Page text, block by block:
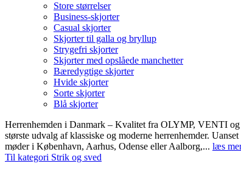
Store størrelser
Business-skjorter
Casual skjorter
Skjorter til galla og bryllup
Strygefri skjorter
Skjorter med opslåede manchetter
Bæredygtige skjorter
Hvide skjorter
Sorte skjorter
Blå skjorter
Herrenhemden i Danmark – Kvalitet fra OLYMP, VENTI
største udvalg af klassiske og moderne herrenhemder.
møder i København, Aarhus, Odense eller Aalborg,... læs
Til kategori Strik og sved